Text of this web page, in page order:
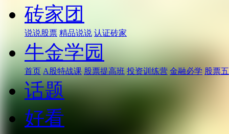
砖家团
说说股票 精品说说 认证砖家
牛金学园
首页 A股特战课 股票提高班 投资训练营 金融必学 股票
话题
好看